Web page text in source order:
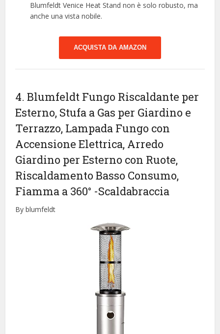
Blumfeldt Venice Heat Stand non è solo robusto, ma
anche una vista nobile.
ACQUISTA DA AMAZON
4. Blumfeldt Fungo Riscaldante per
Esterno, Stufa a Gas per Giardino e
Terrazzo, Lampada Fungo con
Accensione Elettrica, Arredo
Giardino per Esterno con Ruote,
Riscaldamento Basso Consumo,
Fiamma a 360° -Scaldabraccia
By blumfeldt